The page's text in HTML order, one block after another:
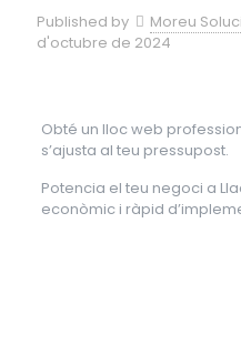
Published by Moreu
d'octubre de 2024
Obté un lloc web
s’ajusta al teu pressupost.
Potencia el teu negoci a
econòmic i ràpid